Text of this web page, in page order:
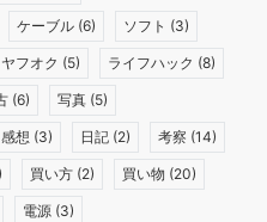
ケーブル (6) ソフト (3)
ヤフオク (5) ライフハック (8)
(6) 写真 (5)
感想 (3) 日記 (2) 考察 (14)
買い方 (2) 買い物 (20)
電源 (3)